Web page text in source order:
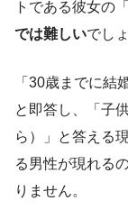
トである彼女の
では難しいでし
「30歳までに結
と即答し、「子
ら）」と答える
る男性が現れる
りません。